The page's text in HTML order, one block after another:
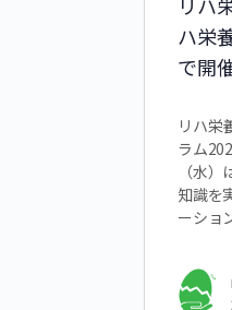
ハ栄
で開
リハ栄
ラム
（水
知識を
ーショ